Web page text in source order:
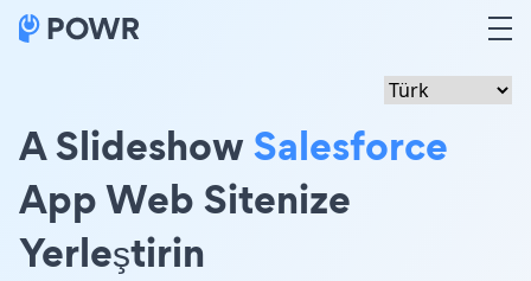
A SlideshowSalesforce
App Web Sitenize
Yerleştirin